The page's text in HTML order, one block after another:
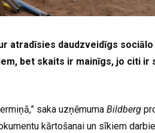
atradīsies daudzveidīgs
bet skaits ir mainīgs, jo citi ir
saka uzņēmuma Bildberg
kārtošanai un sīkiem